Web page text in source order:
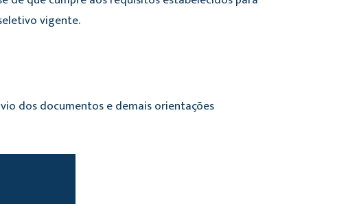
vigente.
dos documentos e demais orientações